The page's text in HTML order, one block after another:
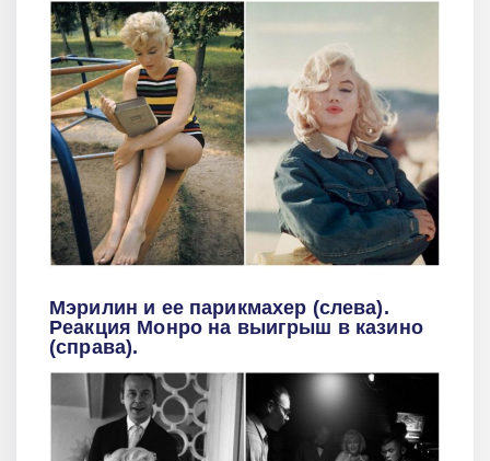
Мэрилин и ее парикмахер (слева).
Реакция Монро на выигрыш в казино
(справа).